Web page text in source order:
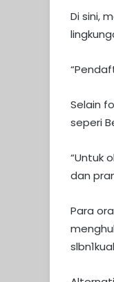
Di sini,
Selain
seperi
“Untuk
dan
Para